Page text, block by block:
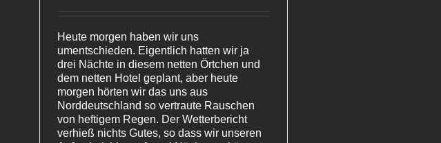
Heute morgen haben wir uns
umentschieden. Eigentlich hatten wir ja
drei Nächte in diesem netten Örtchen und
dem netten Hotel geplant, aber heute
morgen hörten wir das uns aus
Norddeutschland so vertraute Rauschen
von heftigem Regen. Der Wetterbericht
verhieß nichts Gutes, so dass wir unseren